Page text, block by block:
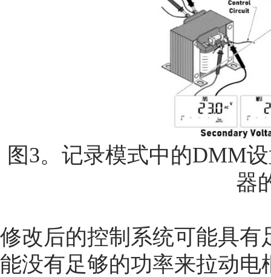
图3。记录模式中的DMM
器
修改后的控制系统可能具
能没有足够的功率来拉动